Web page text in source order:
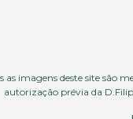
as imagens deste site são
autorização prévia da